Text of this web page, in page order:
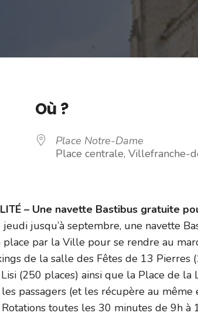
Où ?
Place Notre-Dame
Place centrale, Villefranche-
– Une navette Bastibus gratuite
jeudi jusqu’à septembre, une navette
place par la Ville pour se rendre au
de la salle des Fêtes de 13 Pierres
Lisi (250 places) ainsi que la Place de
passagers (et les récupère au
toutes les 30 minutes de 9h à